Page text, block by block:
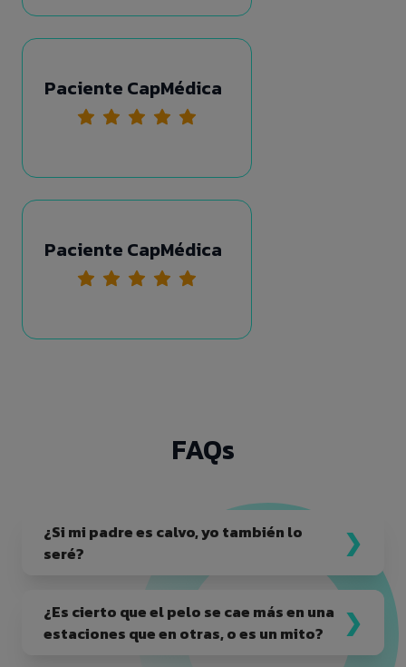
Paciente CapMédica
Paciente CapMédica
FAQs
¿Si mi padre es calvo, yo también lo
seré?
¿Es cierto que el pelo se cae más en una
estaciones que en otras, o es un mito?